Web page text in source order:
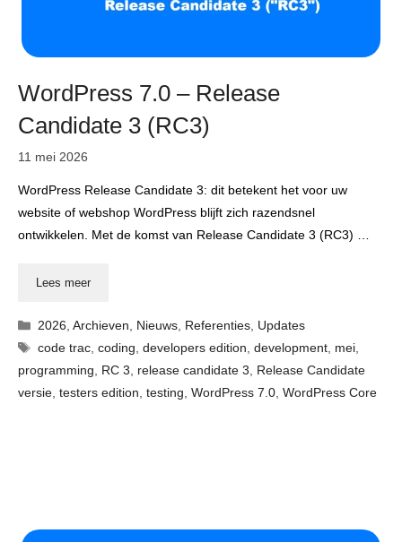
WordPress 7.0 – Release
Candidate 3 (RC3)
11 mei 2026
WordPress Release Candidate 3: dit betekent het voor uw
website of webshop WordPress blijft zich razendsnel
ontwikkelen. Met de komst van Release Candidate 3 (RC3) …
Lees meer
Categorieën
2026 ,Archieven Nieuws Referenties Updates
Tags
code trac ,coding ,developers edition ,development mei
programming
RC 3 release candidate 3
Release Candidate
versie testers edition testing WordPress 7.0 WordPress Core